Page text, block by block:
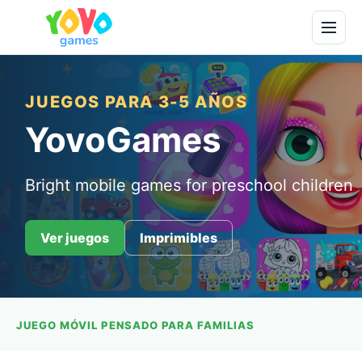
JUEGOS PARA 3-5 AÑOS
YovoGames
Bright mobile games for preschool children
Ver juegos Imprimibles
JUEGO MÓVIL PENSADO PARA FAMILIAS